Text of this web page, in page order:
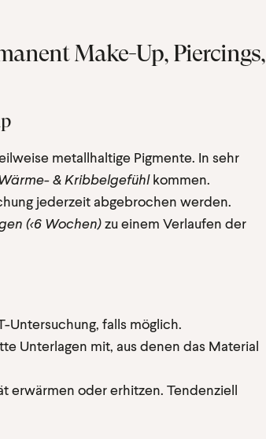
Make-Up, Piercings,
metallhaltige Pigmente. In sehr
& Kribbelgefühlkommen.
jederzeit abgebrochen werden.
(<6 Wochen)zu einem Verlaufen der
Untersuchung, falls möglich.
Unterlagen mit, aus denen das Material
erwärmen oder erhitzen. Tendenziell